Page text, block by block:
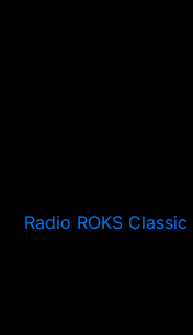
Radio ROKS